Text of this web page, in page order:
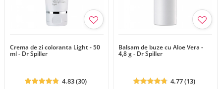
Crema de zi coloranta Light - 50
ml - Dr Spiller
4.83 (30)
Balsam de buze cu Aloe Vera -
4,8 g - Dr Spiller
4.77 (13)